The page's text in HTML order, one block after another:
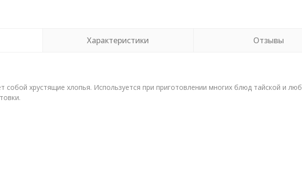
Характеристики Отзывы
собой хрустящие хлопья. Используется при приготовлении многих блюд тайской и